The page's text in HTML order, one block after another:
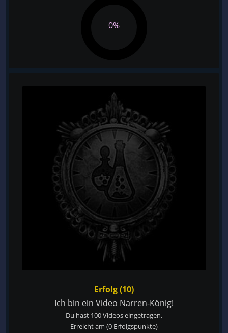
0%
Erfolg (10)
Ich bin ein Video Narren-König!
Du hast 100 Videos eingetragen.
Erreicht am (0 Erfolgspunkte)